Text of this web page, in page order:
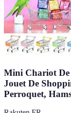
Mini Chariot De
Jouet De
Perroquet,